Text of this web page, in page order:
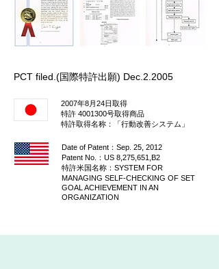
PCT filed.(国際特許出願) Dec.2.2005
2007年8月24日取得
特許 4001300号取得商品
​特許取得名称：「行動改善システム」
Date of Patent：Sep. 25, 2012
Patent No.：US 8,275,651,B2
​特許米国名称：SYSTEM FOR
MANAGING SELF-CHECKING OF SET
GOAL ACHIEVEMENT IN AN
ORGANIZATION